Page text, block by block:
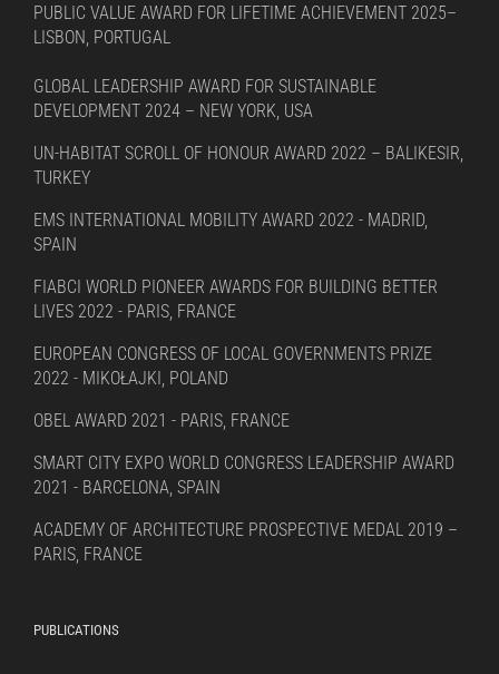
PUBLIC VALUE AWARD FOR LIFETIME ACHIEVEMENT 2025–
LISBON, PORTUGAL
GLOBAL LEADERSHIP AWARD FOR SUSTAINABLE
DEVELOPMENT 2024 – NEW YORK, USA
UN-HABITAT SCROLL OF HONOUR AWARD 2022 – BALIKESIR,
TURKEY
EMS INTERNATIONAL MOBILITY AWARD 2022 - MADRID,
SPAIN
FIABCI WORLD PIONEER AWARDS FOR BUILDING BETTER
LIVES 2022 - PARIS, FRANCE
EUROPEAN CONGRESS OF LOCAL GOVERNMENTS PRIZE
2022 - MIKOŁAJKI, POLAND
OBEL AWARD 2021 - PARIS, FRANCE
SMART CITY EXPO WORLD CONGRESS LEADERSHIP AWARD
2021 - BARCELONA, SPAIN
ACADEMY OF ARCHITECTURE PROSPECTIVE MEDAL 2019 –
PARIS, FRANCE
PUBLICATIONS